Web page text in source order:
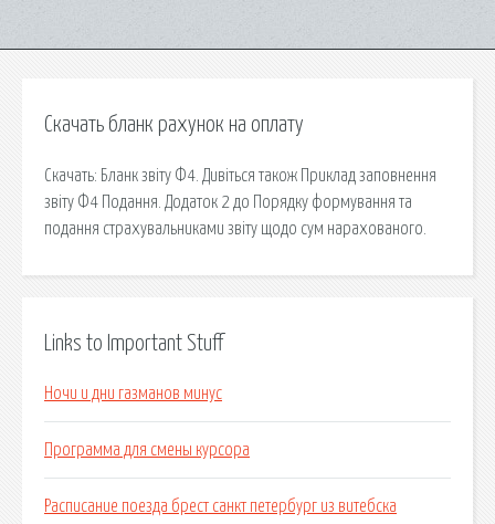
Скачать бланк рахунок на оплату
Скачать: Бланк звіту Ф4. Дивіться також Приклад заповнення
звіту Ф4 Подання. Додаток 2 до Порядку формування та
подання страхувальниками звіту щодо сум нарахованого.
Links to Important Stuff
Ночи и дни газманов минус
Программа для смены курсора
Расписание поезда брест санкт петербург из витебска